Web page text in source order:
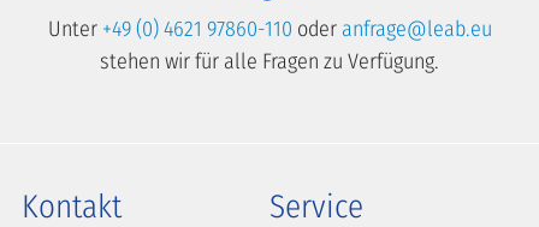
Unter +49 (0) 4621 97860-110 oder anfrage@leab.eu
stehen wir für alle Fragen zu Verfügung.
Kontakt Service